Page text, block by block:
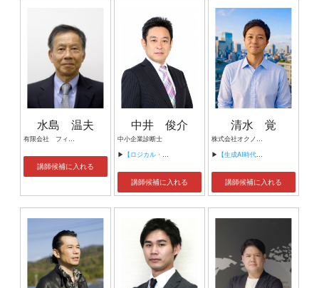
水島 温夫
有限会社 フィフティー・アワーズ 代表取締役 主席研究員
講師候補に入れる
中井 俊介
中小企業診断士
▶ 【ロジカル・コミュニケーション演習 伝える技術（全５回）】
講師候補に入れる
清水 覚
株式会社オクノテ 代表取締役
▶ 【生成AI時代の企画術】
講師候補に入れる